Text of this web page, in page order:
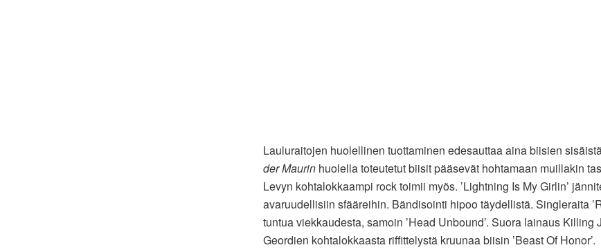
Lauluraitojen huolellinen tuottaminen edesauttaa aina biisien
der Maurinhuolella toteutetut biisit pääsevät hohtamaan muillakin
Levyn kohtalokkaampi rock toimii myös. ’Lightning Is My Girlin’
avaruudellisiin sfääreihin. Bändisointi hipoo täydellistä. Singleraita
tuntua viekkaudesta, samoin ’Head Unbound’. Suora lainaus Killing
Geordien kohtalokkaasta riffittelystä kruunaa biisin ’Beast Of Honor’.